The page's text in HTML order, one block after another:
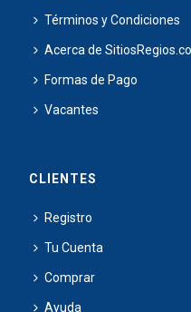
Términos y Condiciones
Acerca de
Formas de Pago
Vacantes
CLIENTES
Registro
Tu Cuenta
Comprar
Ayuda